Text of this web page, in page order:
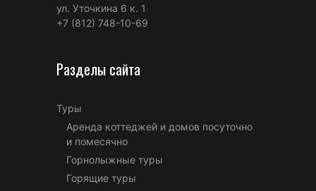
ул. Уточкина 6 к. 1
+7 (812) 748-10-69
Разделы сайта
Туры
Аренда коттеджей и домов посуточно
и помесячно
Горнолыжные туры
Горящие туры